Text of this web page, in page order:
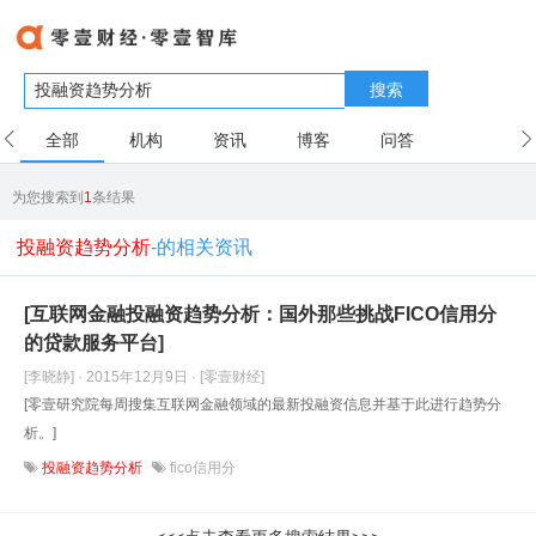
搜索
全部 机构 资讯 博客 问答
为您搜索到1条结果
投融资趋势分析-的相关资讯
[互联网金融投融资趋势分析：国外那些挑战FICO信用分
的贷款服务平台]
[李晓静] · 2015年12月9日 · [零壹财经]
[零壹研究院每周搜集互联网金融领域的最新投融资信息并基于此进行趋势分
析。]
投融资趋势分析 fico信用分